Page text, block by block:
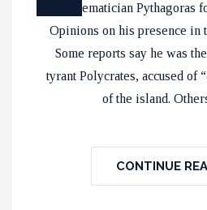
mathematician Pythagoras
Opinions on his presence in
Some reports say he was
tyrant Polycrates, accused of
of the island.
CONTINUE